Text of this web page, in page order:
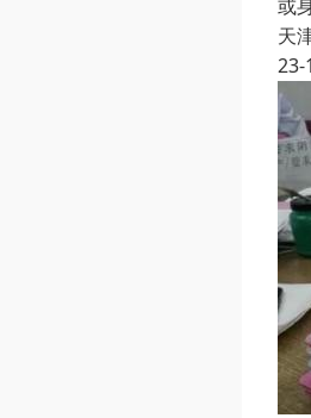
或
天
23-